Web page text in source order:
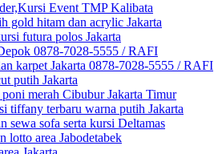
Event TMP Kalibata
gold hitam dan acrylic Jakarta
futura polos Jakarta
0878-7028-5555 / RAFI
karpet Jakarta 0878-7028-5555 / RAFI
putih Jakarta
merah Cibubur Jakarta Timur
tiffany terbaru warna putih Jakarta
sewa sofa serta kursi Deltamas
lotto area Jabodetabek